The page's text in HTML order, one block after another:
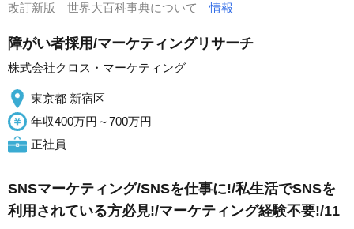
改訂新版 世界大百科事典について情報
障がい者採用/マーケティングリサーチ
株式会社クロス・マーケティング
東京都 新宿区
年収400万円～700万円
正社員
SNSマーケティング/SNSを仕事に!/私生活でSNSを
利用されている方必見!/マーケティング経験不要!/11